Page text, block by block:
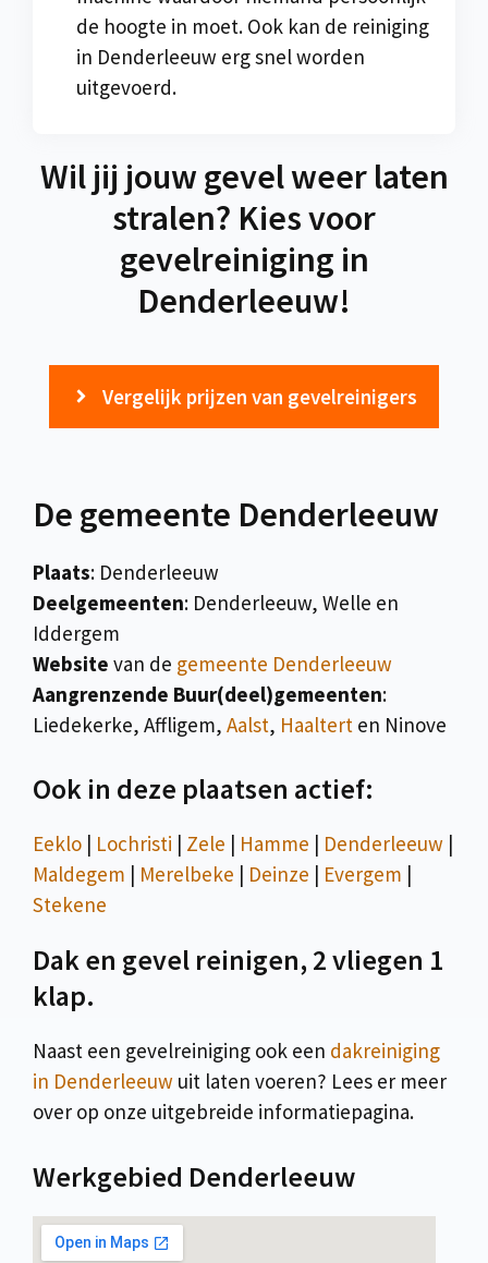
de hoogte in moet. Ook kan de reiniging
in Denderleeuw erg snel worden
uitgevoerd.
Wil jij jouw gevel weer laten
stralen? Kies voor
gevelreiniging in
Denderleeuw!
Vergelijk prijzen van gevelreinigers
De gemeente Denderleeuw
Plaats: Denderleeuw
Deelgemeenten: Denderleeuw, Welle en
Iddergem
Website van de gemeente Denderleeuw
Aangrenzende Buur(deel)gemeenten:
Liedekerke, Affligem, Aalst, Haaltert en Ninove
Ook in deze plaatsen actief:
Eeklo | Lochristi | Zele | Hamme | Denderleeuw |
Maldegem | Merelbeke | Deinze | Evergem |
Stekene
Dak en gevel reinigen, 2 vliegen 1
klap.
Naast een gevelreiniging ook een dakreiniging
in Denderleeuw uit laten voeren? Lees er meer
over op onze uitgebreide informatiepagina.
Werkgebied Denderleeuw